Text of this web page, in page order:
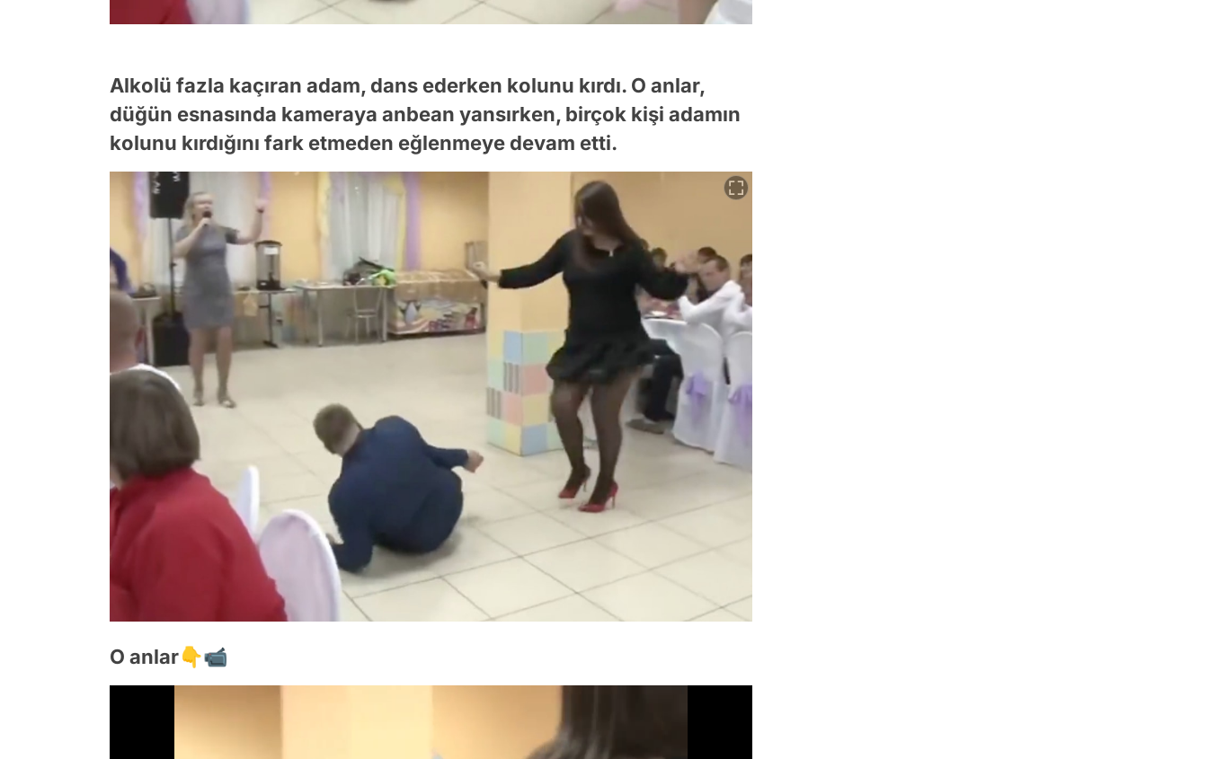
Alkolü fazla kaçıran adam, dans ederken kolunu kırdı. O anlar,
düğün esnasında kameraya anbean yansırken, birçok kişi adamın
kolunu kırdığını fark etmeden eğlenmeye devam etti.
O anlar👇📹